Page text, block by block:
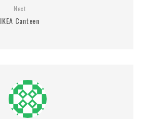
Next
IKEA Canteen